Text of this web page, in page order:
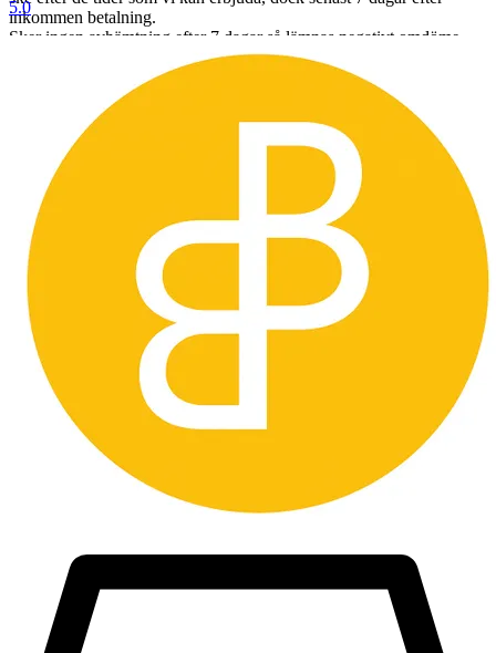
inkommen betalning.
Sker ingen avhämtning efter 7 dagar så lämnas negativt omdöme
och du blir blockerad från framtida köp hos oss.
Betalning skall ske senast 3 dagar efter avslutad auktion.
Inkommer ingen betalning så läggs objektet ut igen utan undantag
Köpare utanför sveriges gränsen måste kontakta oss innan bud läggs
så vi kan räkna ut vad
frakten kommer att kosta och om det går att skicka med spårbar frakt
vilket är ett krav från oss.
Väljer man att buda utan att kontakta oss först så förbehåller vi oss
rätten att avbryta köpet och du som köpare
blir blockerad från framtida köp. Vi godkänner inte att man ber oss
att manipulera tullavgiften, då det är olagligt och köper kommer att
hävas.
Länder vi inte skickar till är bland annat Taiwan.
Lycka till
5.0